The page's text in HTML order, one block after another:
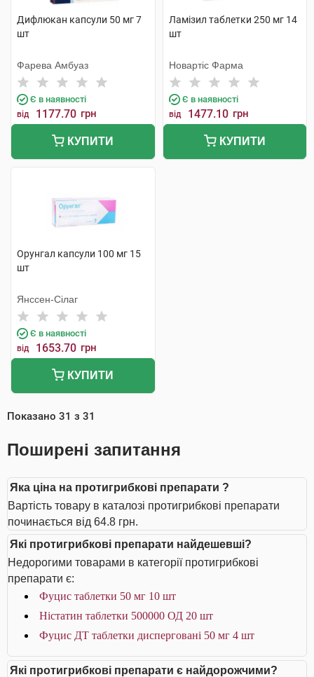
Дифлюкан капсули 50 мг 7
шт
Фарева Амбуаз
Є в наявності
від 1177.70 грн
КУПИТИ
Ламізил таблетки 250 мг 14
шт
Новартіс Фарма
Є в наявності
від 1477.10 грн
КУПИТИ
Орунгал капсули 100 мг 15
шт
Янссен-Сілаг
Є в наявності
від 1653.70 грн
КУПИТИ
Показано 31 з 31
Поширені запитання
Яка ціна на протигрибкові препарати ?
Вартість товару в каталозі протигрибкові препарати
починається від 64.8 грн.
Які протигрибкові препарати найдешевші?
Недорогими товарами в категорії протигрибкові
препарати є:
Фуцис таблетки 50 мг 10 шт
Ністатин таблетки 500000 ОД 20 шт
Фуцис ДТ таблетки дисперговані 50 мг 4 шт
Які протигрибкові препарати є найдорожчими?